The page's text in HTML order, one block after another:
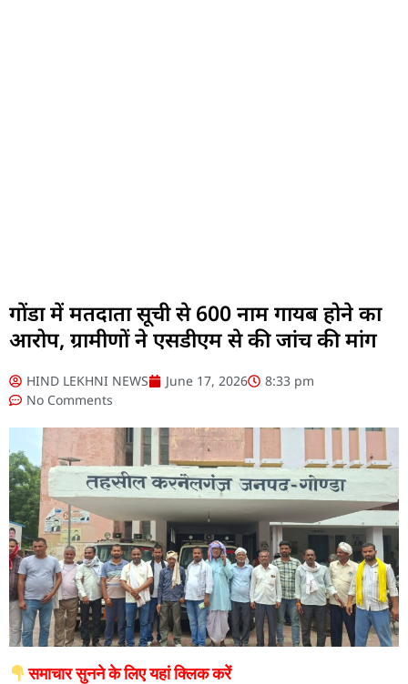
गोंडा में मतदाता सूची से 600 नाम गायब होने का
आरोप, ग्रामीणों ने एसडीएम से की जांच की मांग
HIND LEKHNI NEWS June 17, 2026
8:33 pm
No Comments
समाचार सुनने के लिए यहां क्लिक करें